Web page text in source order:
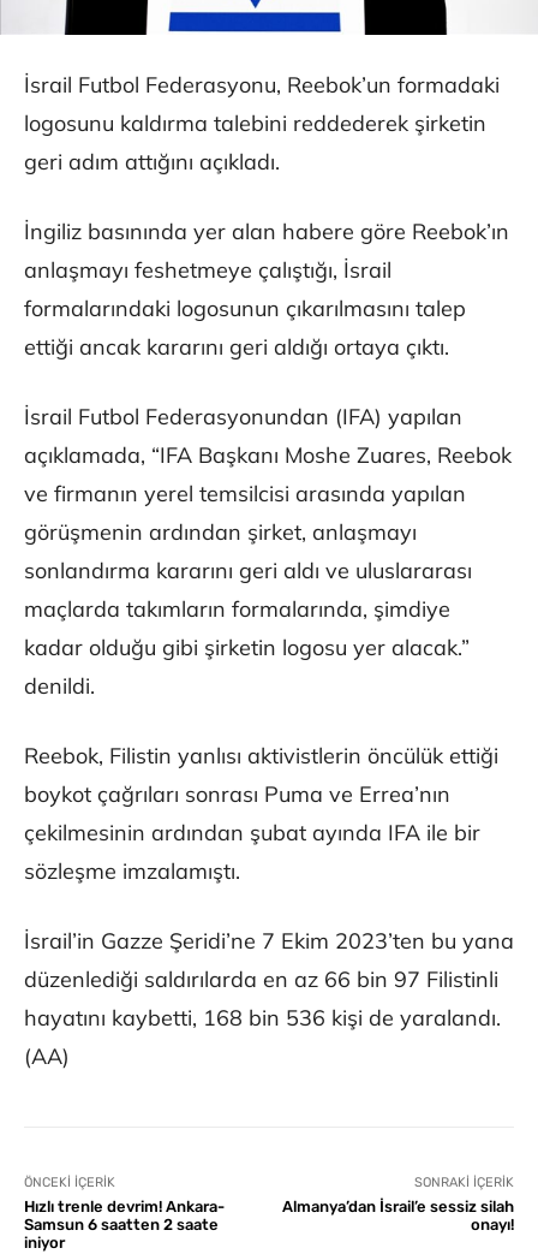
İsrail Futbol Federasyonu, Reebok’un formadaki
logosunu kaldırma talebini reddederek şirketin
geri adım attığını açıkladı.
İngiliz basınında yer alan habere göre Reebok’ın
anlaşmayı feshetmeye çalıştığı, İsrail
formalarındaki logosunun çıkarılmasını talep
ettiği ancak kararını geri aldığı ortaya çıktı.
İsrail Futbol Federasyonundan (IFA) yapılan
açıklamada, “IFA Başkanı Moshe Zuares, Reebok
ve firmanın yerel temsilcisi arasında yapılan
görüşmenin ardından şirket, anlaşmayı
sonlandırma kararını geri aldı ve uluslararası
maçlarda takımların formalarında, şimdiye
kadar olduğu gibi şirketin logosu yer alacak.”
denildi.
Reebok, Filistin yanlısı aktivistlerin öncülük ettiği
boykot çağrıları sonrası Puma ve Errea’nın
çekilmesinin ardından şubat ayında IFA ile bir
sözleşme imzalamıştı.
İsrail’in Gazze Şeridi’ne 7 Ekim 2023’ten bu yana
düzenlediği saldırılarda en az 66 bin 97 Filistinli
hayatını kaybetti, 168 bin 536 kişi de yaralandı.
(AA)
ÖNCEKI İÇERIK
Hızlı trenle devrim! Ankara-
Samsun 6 saatten 2 saate
iniyor
SONRAKI İÇERIK
Almanya’dan İsrail’e sessiz silah
onayı!